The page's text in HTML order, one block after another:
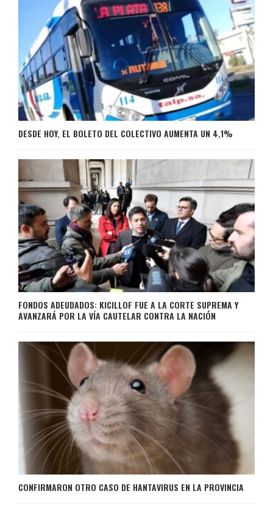
DESDE HOY, EL BOLETO DEL COLECTIVO AUMENTA UN 4,1%
FONDOS ADEUDADOS: KICILLOF FUE A LA CORTE SUPREMA Y
AVANZARÁ POR LA VÍA CAUTELAR CONTRA LA NACIÓN
CONFIRMARON OTRO CASO DE HANTAVIRUS EN LA PROVINCIA